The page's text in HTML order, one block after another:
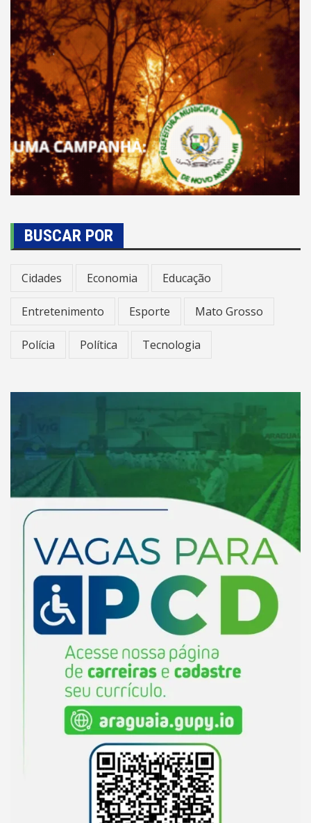
BUSCAR POR
Cidades Economia Educação
Entretenimento Esporte Mato Grosso
Polícia Política Tecnologia